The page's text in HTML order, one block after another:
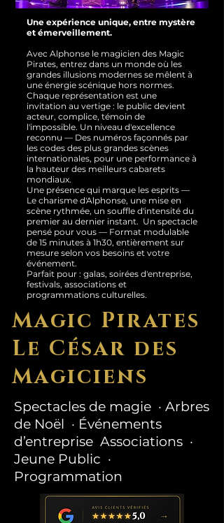
Une expérience unique, entre mystère
et émerveillement.
Avec Alphonse le magicien des Magic
Pirates, entrez dans un monde où les
grandes illusions modernes se mêlent à
une énergie scénique hors normes.
Chaque représentation est une
invitation au vertige : le public devient
acteur, complice, témoin de
l'impossible. Un niveau d'excellence
reconnu — Des numéros façonnés par
les codes des plus grandes scènes
internationales, pour une performance à
la hauteur des meilleurs cabarets
mondiaux.
Une présence qui marque les esprits —
Le charisme d'Alphonse, une mise en
scène rythmée, un souffle d'intensité du
premier au dernier instant. Un spectacle
pensé pour vous — Format modulable
de 15 minutes à 1h30, entièrement sur
mesure selon vos besoins et votre
événement.
Parfait pour : galas, soirées d'entreprise,
festivals, associations et
programmations culturelles.
Magic Pirates
Le César des
Magiciens
Spectacles de magie · Arbres
de Noël · Événements
d’entreprise Associations ·
Jeune Public ·
Programmation